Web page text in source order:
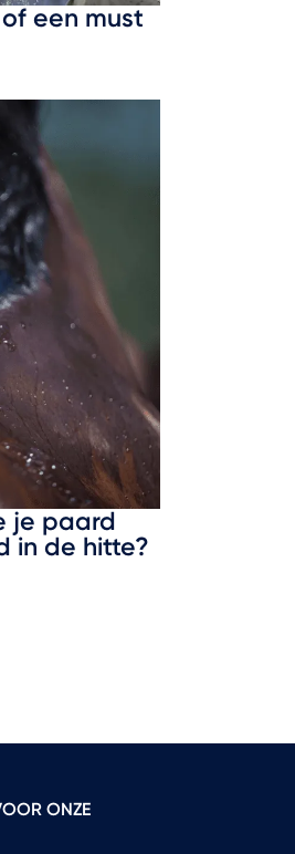
een must
je paard
in de hitte?
ONZE